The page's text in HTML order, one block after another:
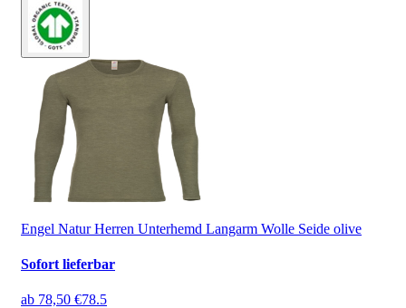
Engel Natur Herren Unterhemd Langarm Wolle Seide olive
Sofort lieferbar
ab 78,50 €78.5